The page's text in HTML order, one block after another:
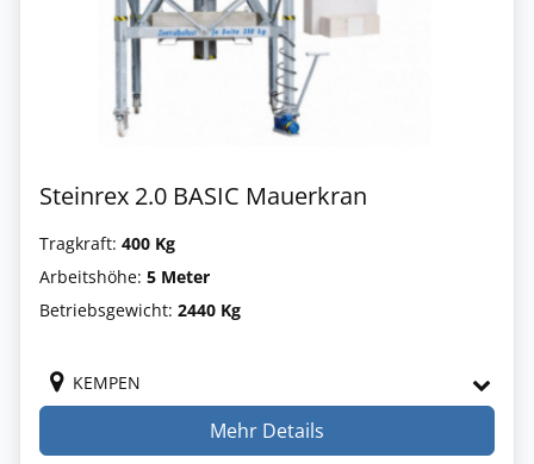
Steinrex 2.0 BASIC Mauerkran
Tragkraft: 400 Kg
Arbeitshöhe: 5 Meter
Betriebsgewicht: 2440 Kg
KEMPEN
Mehr Details